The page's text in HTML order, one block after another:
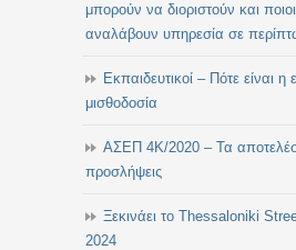
μπορούν να διοριστούν και
αναλάβουν υπηρεσία σε
Εκπαιδευτικοί – Πότε είναι η
μισθοδοσία
ΑΣΕΠ 4Κ/2020 – Τα
προσλήψεις
Ξεκινάει το Thessaloniki
2024